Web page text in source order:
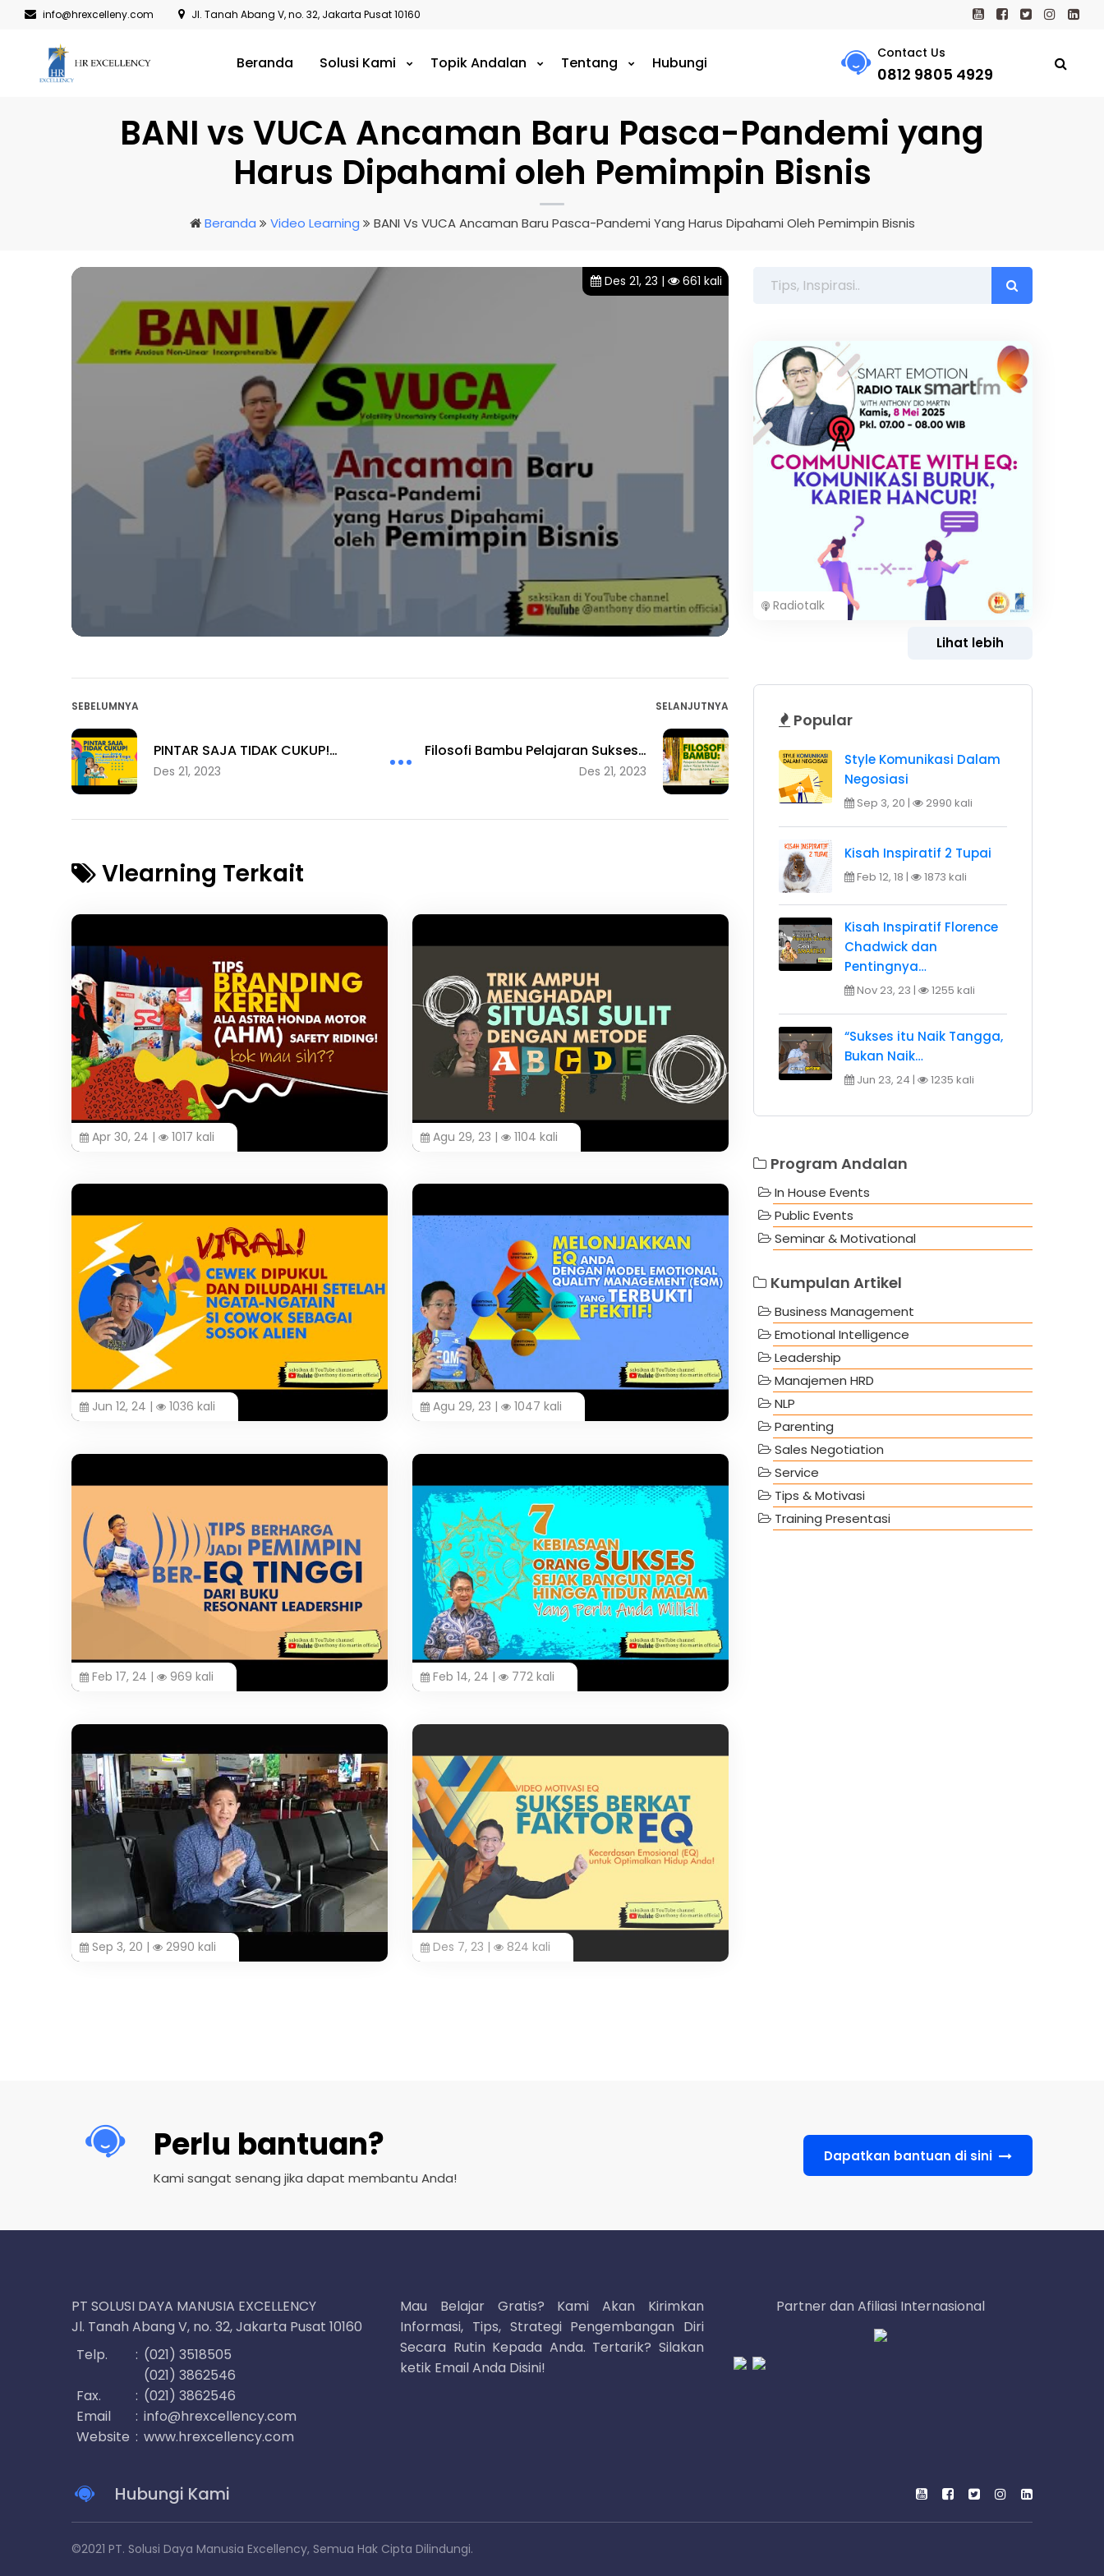
info@hrexcelleny.com Jl. Tanah Abang V, no. 32, Jakarta Pusat 10160
Beranda Solusi Kami Topik Andalan Tentang Hubungi
Contact Us
0812 9805 4929
BANI vs VUCA Ancaman Baru Pasca-Pandemi yang
Harus Dipahami oleh Pemimpin Bisnis
Beranda Video Learning BANI Vs VUCA Ancaman Baru Pasca-Pandemi Yang Harus Dipahami Oleh Pemimpin Bisnis
Des 21, 23 | 661 kali
SEBELUMNYA
PINTAR SAJA TIDAK CUKUP!…
Des 21, 2023
SELANJUTNYA
Filosofi Bambu Pelajaran Sukses…
Des 21, 2023
Vlearning Terkait
Apr 30, 24 | 1017 kali Agu 29, 23 | 1104 kali
Jun 12, 24 | 1036 kali Agu 29, 23 | 1047 kali
Feb 17, 24 | 969 kali Feb 14, 24 | 772 kali
Sep 3, 20 | 2990 kali Des 7, 23 | 824 kali
Radiotalk
Lihat lebih
Popular
Style Komunikasi Dalam
Negosiasi
Sep 3, 20 | 2990 kali
Kisah Inspiratif 2 Tupai
Feb 12, 18 | 1873 kali
Kisah Inspiratif Florence
Chadwick dan
Pentingnya…
Nov 23, 23 | 1255 kali
“Sukses itu Naik Tangga,
Bukan Naik…
Jun 23, 24 | 1235 kali
Program Andalan
In House Events
Public Events
Seminar & Motivational
Kumpulan Artikel
Business Management
Emotional Intelligence
Leadership
Manajemen HRD
NLP
Parenting
Sales Negotiation
Service
Tips & Motivasi
Training Presentasi
Perlu bantuan?
Kami sangat senang jika dapat membantu Anda!
Dapatkan bantuan di sini
PT SOLUSI DAYA MANUSIA EXCELLENCY
Jl. Tanah Abang V, no. 32, Jakarta Pusat 10160
Telp.
: (021) 3518505
(021) 3862546
Fax.
: (021) 3862546
Email
: info@hrexcellency.com
Website : www.hrexcellency.com
Mau Belajar Gratis? Kami Akan Kirimkan
Informasi, Tips, Strategi Pengembangan Diri
Secara Rutin Kepada Anda. Tertarik? Silakan
ketik Email Anda Disini!
Partner dan Afiliasi Internasional
Hubungi Kami
©2021 PT. Solusi Daya Manusia Excellency, Semua Hak Cipta Dilindungi.